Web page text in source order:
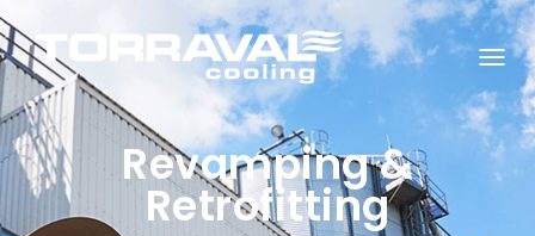
A
M
B
R
Revamping &
Retrofitting